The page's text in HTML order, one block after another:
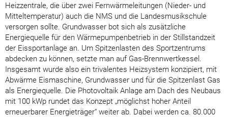
Heizzentrale, die über zwei Fernwärmeleitungen (Nieder- und
Mitteltemperatur) auch die NMS und die Landesmusikschule
versorgen sollte. Grundwasser bot sich als zusätzliche
Energiequelle für den Wärmepumpenbetrieb in der Stillstandzeit
der Eissportanlage an. Um Spitzenlasten des Sportzentrums
abdecken zu können, setzte man auf Gas-Brennwertkessel.
Insgesamt wurde also ein trivalentes Heizsystem konzipiert, mit
Abwärme Eismaschine, Grundwasser und für die Spitzenlast Gas
als Energiequelle. Die Photovoltaik Anlage am Dach des Neubaus
mit 100 kWp rundet das Konzept „möglichst hoher Anteil
erneuerbarer Energieträger“ weiter ab. Dabei werden ca. 80.000